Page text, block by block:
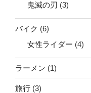
鬼滅の刃 (3)
バイク (6)
女性ライダー (4)
ラーメン (1)
旅行 (3)